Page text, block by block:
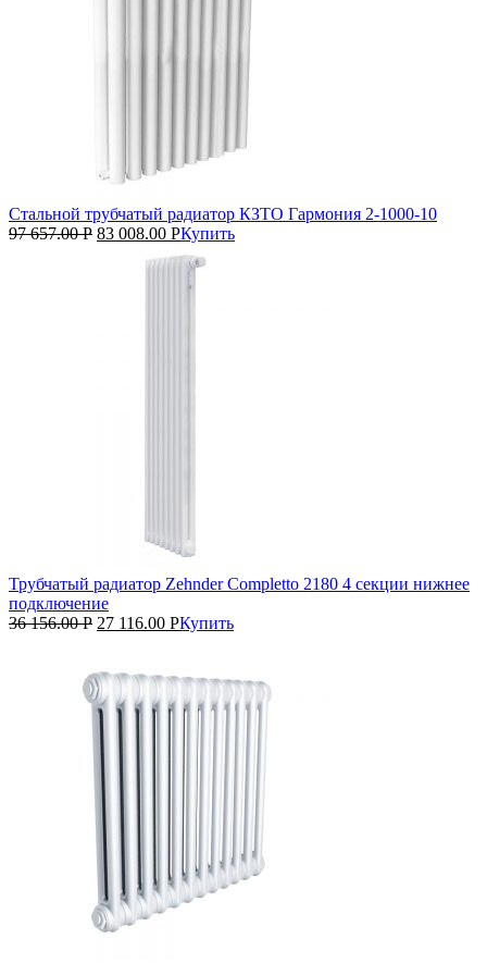
Стальной трубчатый радиатор КЗТО Гармония 2‑1000‑10
97 657.00Р 83 008.00 РКупить
Трубчатый радиатор Zehnder Completto 2180 4 секции нижнее
подключение
36 156.00Р 27 116.00 РКупить